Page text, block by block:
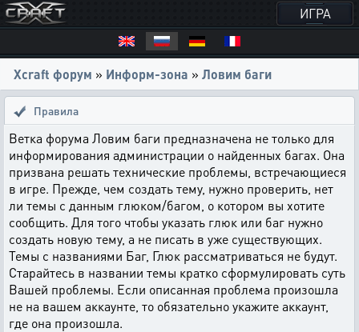
ИГРА
Xcraft форум » Информ-зона » Ловим баги
Правила
Ветка форума Ловим баги предназначена не только для
информирования администрации о найденных багах. Она
призвана решать технические проблемы, встречающиеся
в игре. Прежде, чем создать тему, нужно проверить, нет
ли темы с данным глюком/багом, о котором вы хотите
сообщить. Для того чтобы указать глюк или баг нужно
создать новую тему, а не писать в уже существующих.
Темы с названиями Баг, Глюк рассматриваться не будут.
Старайтесь в названии темы кратко сформулировать суть
Вашей проблемы. Если описанная проблема произошла
не на вашем аккаунте, то обязательно укажите аккаунт,
где она произошла.